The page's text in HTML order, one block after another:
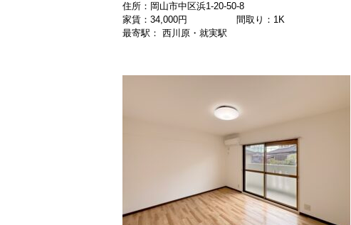
住所：岡山市中区浜1-20-50-8
家賃： 34,000円
間取り：1K
最寄駅： 西川原・就実駅